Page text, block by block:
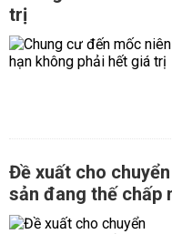
trị
Đề xuất cho
sản đang thế chấp